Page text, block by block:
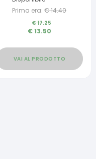
Prima era: €14.40
€17.25
€13.50
VAI AL PRODOTTO